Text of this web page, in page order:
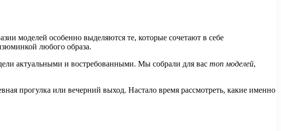
моделей особенно выделяются те, которые сочетают в себе
любого образа.
актуальными и востребованными. Мы собрали для вас топ моделей,
прогулка или вечерний выход. Настало время рассмотреть, какие именно